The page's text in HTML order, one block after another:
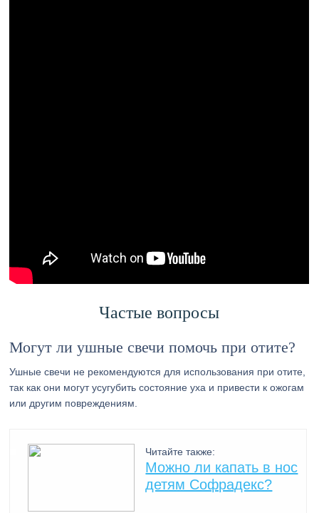
Частые вопросы
Могут ли ушные свечи помочь при отите?
Ушные свечи не рекомендуются для использования при отите,
так как они могут усугубить состояние уха и привести к ожогам
или другим повреждениям.
Читайте также:
Можно ли капать в нос
детям Софрадекс?